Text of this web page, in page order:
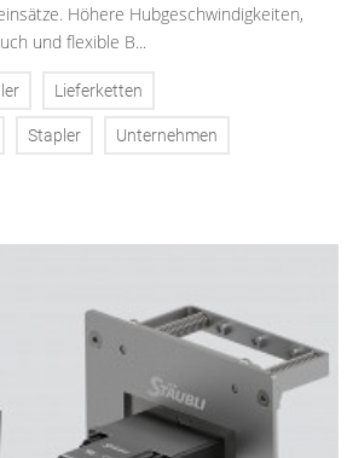
Höhere Hubgeschwindigkeiten,
und flexible B...
Lieferketten
Stapler Unternehmen